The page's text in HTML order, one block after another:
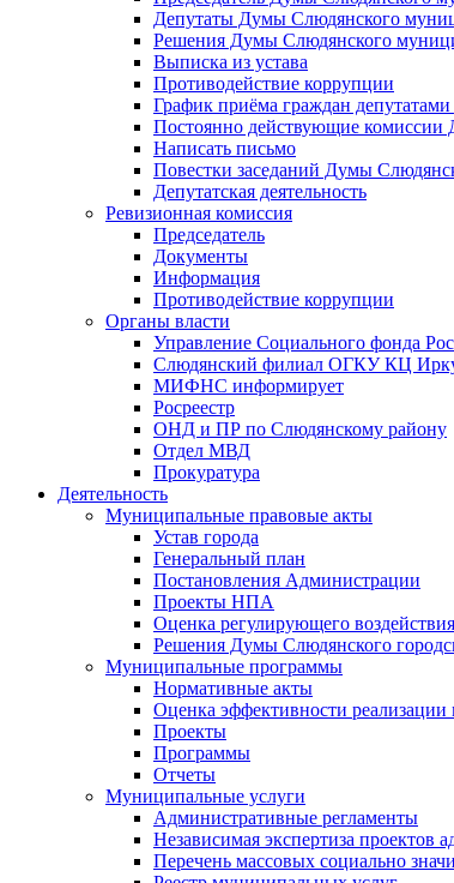
Депутаты Думы Слюдянского
Решения Думы Слюдянского
Выписка из устава
Противодействие коррупции
График приёма граждан
Постоянно действующие комиссии
Написать письмо
Повестки заседаний Думы
Депутатская деятельность
Ревизионная комиссия
Председатель
Документы
Информация
Противодействие коррупции
Органы власти
Управление Социального фонда
Слюдянский филиал ОГКУ КЦ
МИФНС информирует
Росреестр
ОНД и ПР по Слюдянскому району
Отдел МВД
Прокуратура
Деятельность
Муниципальные правовые акты
Устав города
Генеральный план
Постановления Администрации
Проекты НПА
Оценка регулирующего
Решения Думы Слюдянского
Муниципальные программы
Нормативные акты
Оценка эффективности
Проекты
Программы
Отчеты
Муниципальные услуги
Административные регламенты
Независимая экспертиза проектов
Перечень массовых социально